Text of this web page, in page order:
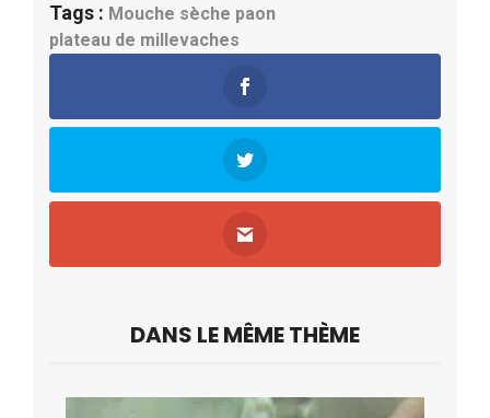
Tags : Mouche sèche paon
plateau de millevaches
DANS LE MÊME THÈME